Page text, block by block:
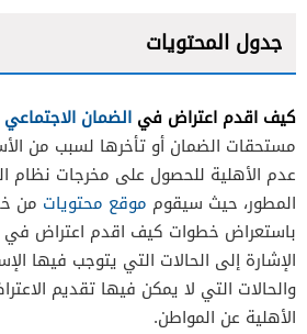
جدول المحتويات
أبواب نظام الضمان الاجتماعي
كيف اقدم اعتراض في الضمان الاجتماعي
مستحقات الضمان أو تأخرها لسبب من
عدم الأهلية للحصول على مخرجات نظام
المطور، حيث سيقوم موقع محتويات من
باستعراض خطوات كيف اقدم اعتراض في
الإشارة إلى الحالات التي يتوجب فيها
والحالات التي لا يمكن فيها تقديم
الأهلية عن المواطن.